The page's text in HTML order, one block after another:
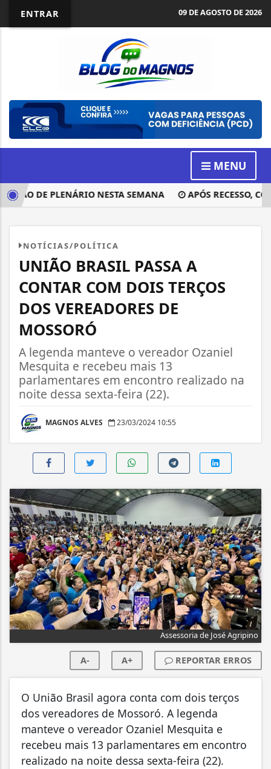
ENTRAR 09 DE AGOSTO DE 2026
MENU
DE PLENÁRIO NESTA SEMANA APÓS RECESSO,
NOTÍCIAS/POLÍTICA
UNIÃO BRASIL PASSA A
CONTAR COM DOIS TERÇOS
DOS VEREADORES DE
MOSSORÓ
A legenda manteve o vereador Ozaniel
Mesquita e recebeu mais 13
parlamentares em encontro realizado na
noite dessa sexta-feira (22).
MAGNOS ALVES 23/03/2024 10:55
Assessoria de José Agripino
A- A+ REPORTAR ERROS
O União Brasil agora conta com dois terços
dos vereadores de Mossoró. A legenda
manteve o vereador Ozaniel Mesquita e
recebeu mais 13 parlamentares em encontro
realizado na noite dessa sexta-feira (22).